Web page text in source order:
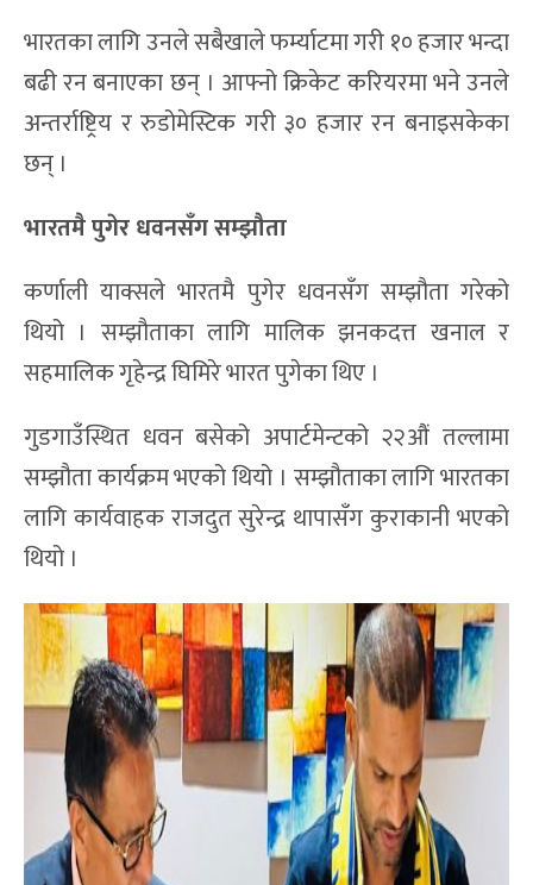
भारतका लागि उनले सबैखाले फर्म्याटमा गरी १० हजार भन्दा
बढी रन बनाएका छन् । आफ्नो क्रिकेट करियरमा भने उनले
अन्तर्राष्ट्रिय र रुडोमेस्टिक गरी ३० हजार रन बनाइसकेका
छन् ।
भारतमै पुगेर धवनसँग सम्झौता
कर्णाली याक्सले भारतमै पुगेर धवनसँग सम्झौता गरेको
थियो । सम्झौताका लागि मालिक झनकदत्त खनाल र
सहमालिक गृहेन्द्र घिमिरे भारत पुगेका थिए ।
गुडगाउँस्थित धवन बसेको अपार्टमेन्टको २२औं तल्लामा
सम्झौता कार्यक्रम भएको थियो । सम्झौताका लागि भारतका
लागि कार्यवाहक राजदुत सुरेन्द्र थापासँग कुराकानी भएको
थियो ।